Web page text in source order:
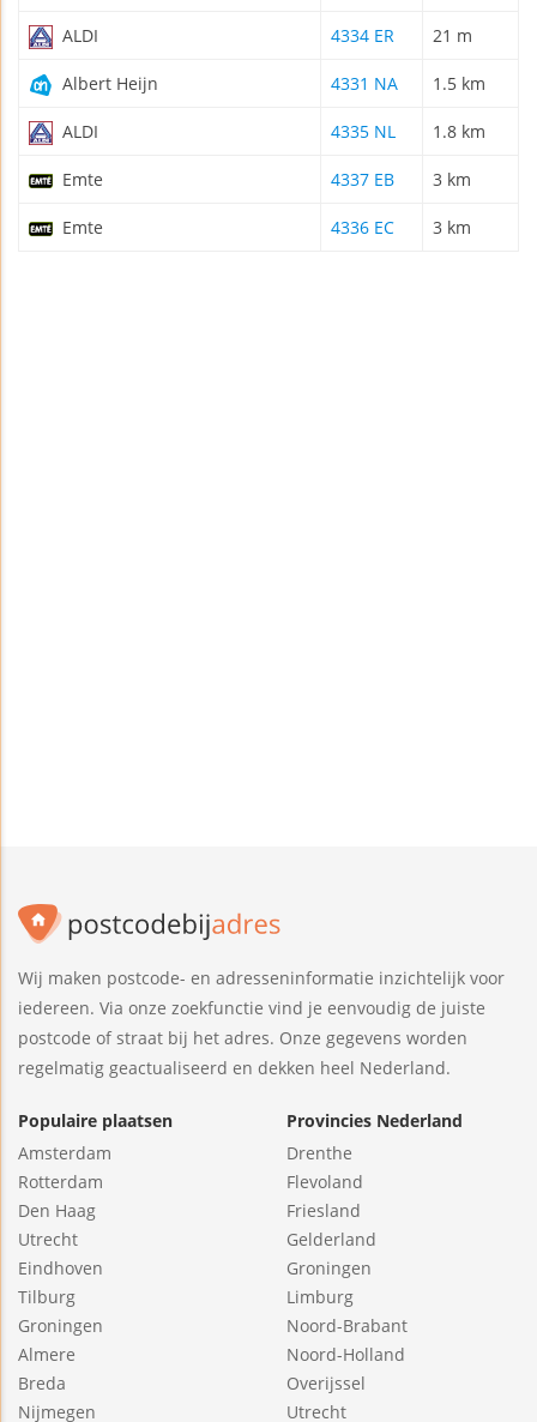
ALDI 4334 ER 21 m
Albert Heijn 4331 NA 1.5 km
ALDI 4335 NL 1.8 km
Emte 4337 EB 3 km
Emte 4336 EC 3 km
Wij maken postcode- en adresseninformatie inzichtelijk voor
iedereen. Via onze zoekfunctie vind je eenvoudig de juiste
postcode of straat bij het adres. Onze gegevens worden
regelmatig geactualiseerd en dekken heel Nederland.
Populaire plaatsen
Amsterdam
Rotterdam
Den Haag
Utrecht
Eindhoven
Tilburg
Groningen
Almere
Breda
Nijmegen
Provincies Nederland
Drenthe
Flevoland
Friesland
Gelderland
Groningen
Limburg
Noord-Brabant
Noord-Holland
Overijssel
Utrecht